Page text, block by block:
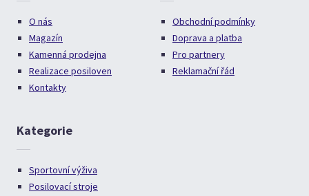
O nás
Magazín
Kamenná prodejna
Realizace posiloven
Kontakty
Obchodní podmínky
Doprava a platba
Pro partnery
Reklamační řád
Kategorie
Sportovní výživa
Posilovací stroje